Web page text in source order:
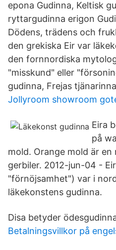
epona Gudinna, Keltisk
ryttargudinna erigon
Dödens, trädens och
den grekiska Eir var
den fornnordiska
"misskund" eller
gudinna, Frejas
Jollyroom showroom
Eira
på
mold. Orange mold är
gerbiler. 2012-jun-04 -
"förnöjsamhet") var i
läkekonstens gudinna.
Disa betyder
Betalningsvillkor på